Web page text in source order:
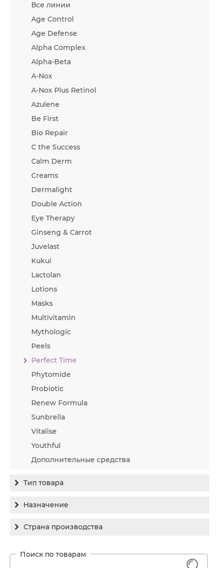
Все линии
Age Control
Age Defense
Alpha Complex
Alpha-Beta
A-Nox
A-Nox Plus Retinol
Azulene
Be First
Bio Repair
C the Success
Calm Derm
Creams
Dermalight
Double Action
Eye Therapy
Ginseng & Carrot
Juvelast
Kukui
Lactolan
Lotions
Masks
Multivitamin
Mythologic
Peels
Perfect Time
Phytomide
Probiotic
Renew Formula
Sunbrella
Vitalise
Youthful
Дополнительные средства
Тип товара
Бальзам
Концентрат
Назначение
Гиперпигментация
Заживление
Страна производства